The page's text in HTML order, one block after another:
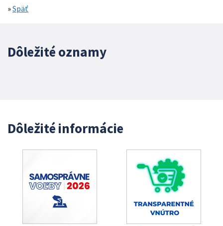
»Späť
Dôležité oznamy
Dôležité informácie